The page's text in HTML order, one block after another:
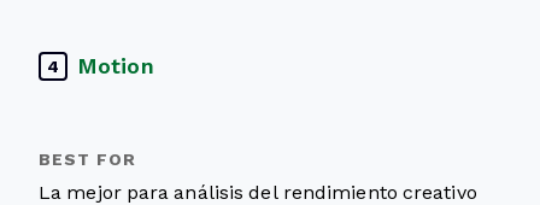
4 Motion
La mejor para análisis del rendimiento creativo